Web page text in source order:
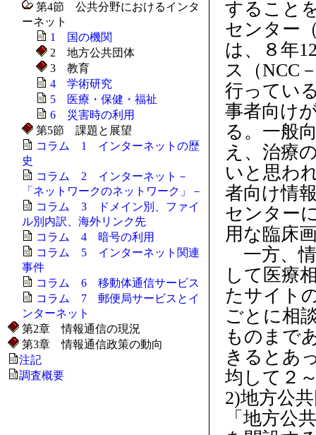
第4節 公共分野におけるインタ
ーネット
1 国の機関
2 地方公共団体
3 教育
4 学術研究
5 医療・保健・福祉
6 災害時の利用
第5節 課題と展望
コラム 1 インターネットの歴
史
コラム 2 インターネット－
「ネットワークのネットワーク」－
コラム 3 ドメイン別、ファイ
ル別内訳、海外リンク先
コラム 4 暗号の利用
コラム 5 インターネット関連
事件
コラム 6 移動体通信サービス
コラム 7 郵便局サービスとイ
ンターネット
第2章 情報通信の現況
第3章 情報通信政策の動向
注記
調査概要
すること
センター
は、８年
ス（NCC
行ってい
事者向け
る。一般
え、治療
いと思わ
者向け情
センター
用な臨床
一方、
して医療
たサイト
ごとに相
ものまで
きるとあ
均して２
2)地方公
「地方公